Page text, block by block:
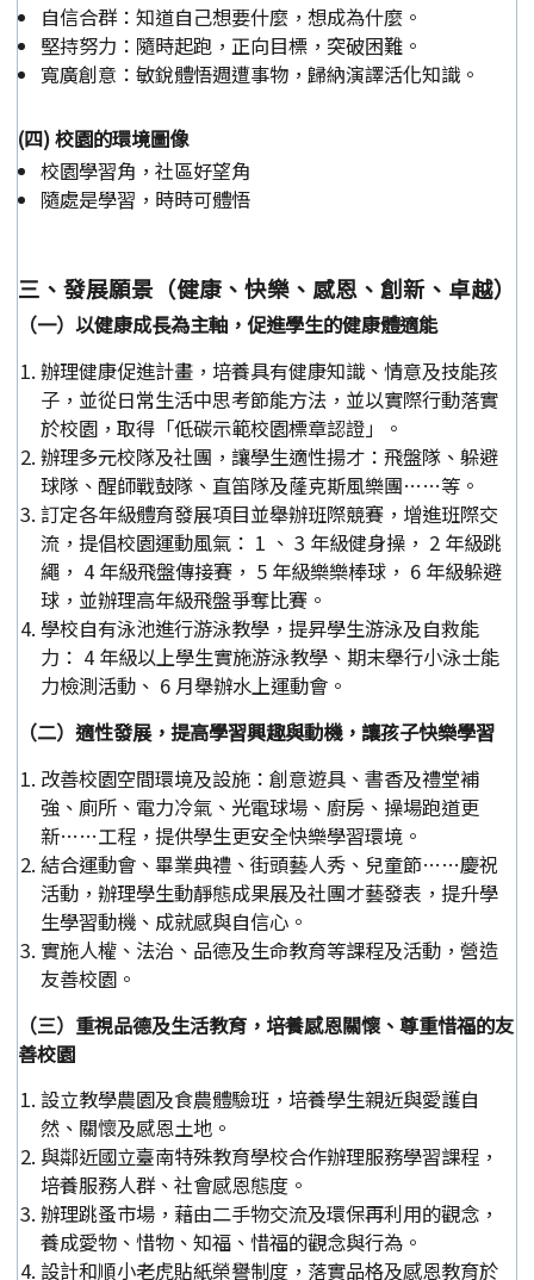
自信合群：知道自己想要什麼，想成為什麼。
堅持努力：隨時起跑，正向目標，突破困難。
寬廣創意：敏銳體悟週遭事物，歸納演譯活化知識。
(四) 校園的環境圖像
校園學習角，社區好望角
隨處是學習，時時可體悟
三、發展願景（健康、快樂、感恩、創新、卓越）
（一）以健康成長為主軸，促進學生的健康體適能
辦理健康促進計畫，培養具有健康知識、情意及技能孩
子，並從日常生活中思考節能方法，並以實際行動落實
於校園，取得「低碳示範校園標章認證」。
辦理多元校隊及社團，讓學生適性揚才：飛盤隊、躲避
球隊、醒師戰鼓隊、直笛隊及蕯克斯風樂團……等。
訂定各年級體育發展項目並舉辦班際競賽，增進班際交
流，提倡校園運動風氣： 1 、 3 年級健身操， 2 年級跳
繩， 4 年級飛盤傳接賽， 5 年級樂樂棒球， 6 年級躲避
球，並辦理高年級飛盤爭奪比賽。
學校自有泳池進行游泳教學，提昇學生游泳及自救能
力： 4 年級以上學生實施游泳教學、期末舉行小泳士能
力檢測活動、 6 月舉辦水上運動會。
（二）適性發展，提高學習興趣與動機，讓孩子快樂學習
改善校園空間環境及設施：創意遊具、書香及禮堂補
強、廁所、電力冷氣、光電球場、廚房、操場跑道更
新……工程，提供學生更安全快樂學習環境。
結合運動會、畢業典禮、街頭藝人秀、兒童節……慶祝
活動，辦理學生動靜態成果展及社團才藝發表，提升學
生學習動機、成就感與自信心。
實施人權、法治、品德及生命教育等課程及活動，營造
友善校園。
（三）重視品德及生活教育，培養感恩關懷、尊重惜福的友
善校園
設立教學農園及食農體驗班，培養學生親近與愛護自
然、關懷及感恩土地。
與鄰近國立臺南特殊教育學校合作辦理服務學習課程，
培養服務人群、社會感恩態度。
辦理跳蚤市場，藉由二手物交流及環保再利用的觀念，
養成愛物、惜物、知福、惜福的觀念與行為。
設計和順小老虎貼紙榮譽制度，落實品格及感恩教育於